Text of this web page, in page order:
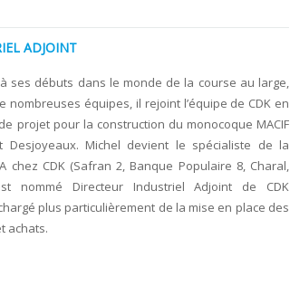
ADJOINT
à ses débuts dans le monde de la course au large,
nombreuses équipes, il rejoint l’équipe de CDK en
projet pour la construction du monocoque MACIF
Desjoyeaux. Michel devient le spécialiste de la
chez CDK (Safran 2, Banque Populaire 8, Charal,
nommé Directeur Industriel Adjoint de CDK
plus particulièrement de la mise en place des
achats.